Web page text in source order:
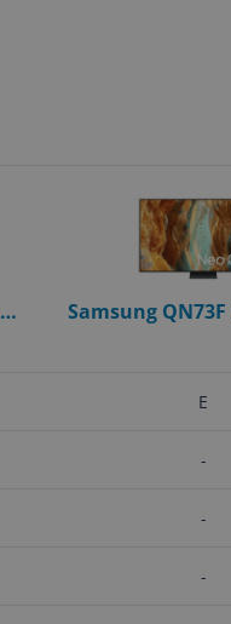
Samsung QN73F
E
-
-
-